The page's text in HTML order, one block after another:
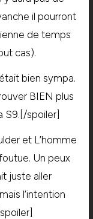
il pourront
de temps
cas).
bien sympa.
BIEN plus
S9.[/spoiler]
et L’homme
Un peux
juste aller
l’intention